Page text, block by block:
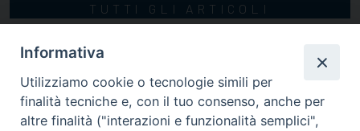
TUTTI GLI ARTICOLI
Informativa
Utilizziamo cookie o tecnologie simili per
finalità tecniche e, con il tuo consenso, anche per
altre finalità ("interazioni e funzionalità semplici",